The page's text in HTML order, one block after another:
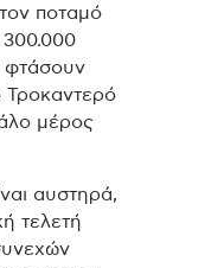
ποταμό
φτάσουν
μέρος
αυστηρά,
τελετή